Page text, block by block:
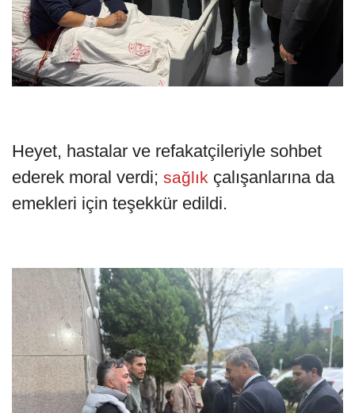
Heyet, hastalar ve refakatçileriyle sohbet
ederek moral verdi; sağlık çalışanlarına da
emekleri için teşekkür edildi.